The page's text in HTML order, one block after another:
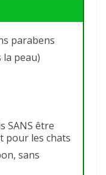
parabens
la peau)
SANS être
pour les chats
sans